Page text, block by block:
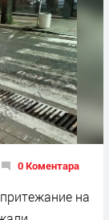
0 Коментара
на